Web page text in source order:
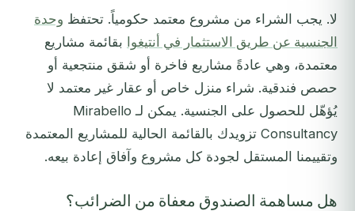
لا. يجب الشراء من مشروع معتمد حكومياً. تحتفظ وحدة
الجنسية عن طريق الاستثمار في أنتيغوا بقائمة مشاريع
معتمدة، وهي عادةً مشاريع فاخرة أو شقق منتجعية أو
حصص فندقية. شراء منزل خاص أو عقار غير معتمد لا
يُؤهّل للحصول على الجنسية. يمكن لـ Mirabello
Consultancy تزويدك بالقائمة الحالية للمشاريع المعتمدة
وتقييمنا المستقل لجودة كل مشروع وآفاق إعادة بيعه.
هل مساهمة الصندوق معفاة من الضرائب؟